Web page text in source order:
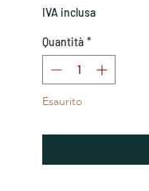
IVA inclusa
Quantità *
Esaurito